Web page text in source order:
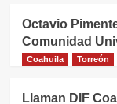
Octavio
Comunidad
Coahuila Torreón
Llaman DIF